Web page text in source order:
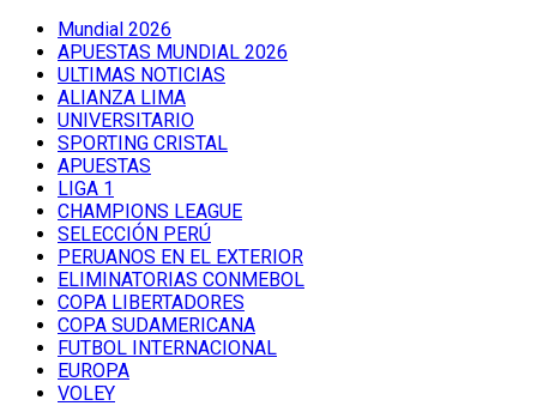
Mundial 2026
APUESTAS MUNDIAL 2026
ULTIMAS NOTICIAS
ALIANZA LIMA
UNIVERSITARIO
SPORTING CRISTAL
APUESTAS
LIGA 1
CHAMPIONS LEAGUE
SELECCIÓN PERÚ
PERUANOS EN EL EXTERIOR
ELIMINATORIAS CONMEBOL
COPA LIBERTADORES
COPA SUDAMERICANA
FUTBOL INTERNACIONAL
EUROPA
VOLEY